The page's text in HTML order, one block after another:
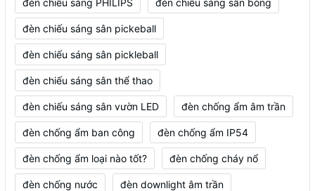
đèn chiếu sáng PHILIPS đèn chiếu sáng sân bóng
đèn chiếu sáng sân pickeball
đèn chiếu sáng sân pickleball
đèn chiếu sáng sân thể thao
đèn chiếu sáng sân vườn LED đèn chống ẩm âm trần
đèn chống ẩm ban công đèn chống ẩm IP54
đèn chống ẩm loại nào tốt? đèn chống cháy nổ
đèn chống nước đèn downlight âm trần